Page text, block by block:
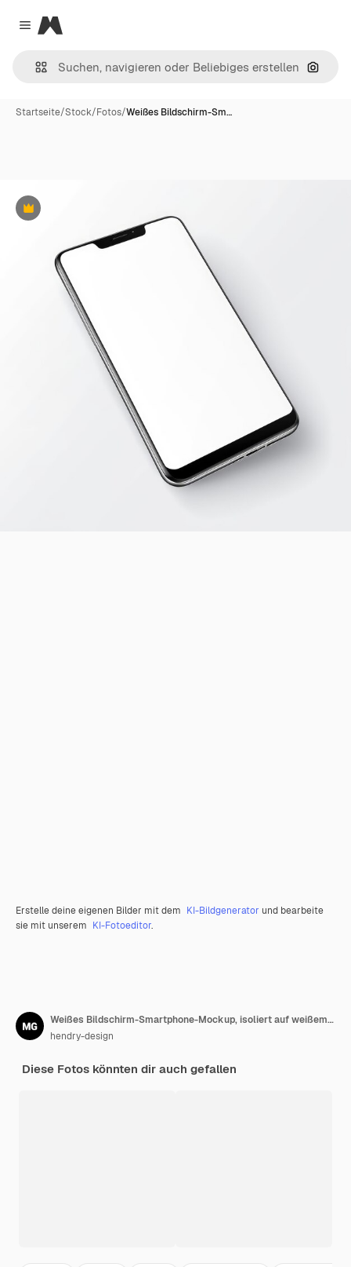
Close menu
Magnific
Nach
Startseite/Stock/Fotos/Weißes Bildschirm-Sm…
Premium
Erstelle deine eigenen Bilder mit dem KI-Bildgenerator und bearbeite
sie mit unserem KI-Fotoeditor.
Weißes Bildschirm-Smartphone-Mockup, isoliert auf weißem Hintergrund
hendry-design
Diese Fotos könnten dir auch gefallen